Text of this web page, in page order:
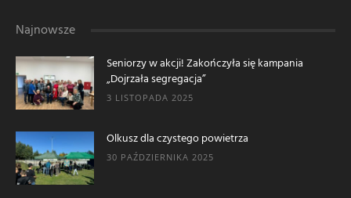
Najnowsze
Seniorzy w akcji! Zakończyła się kampania
„Dojrzała segregacja”
3 LISTOPADA 2025
Olkusz dla czystego powietrza
30 PAŹDZIERNIKA 2025